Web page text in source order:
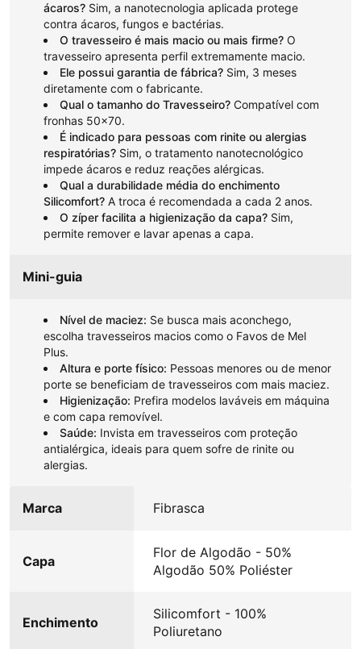
ácaros? Sim, a nanotecnologia aplicada protege
contra ácaros, fungos e bactérias.
O travesseiro é mais macio ou mais firme? O
travesseiro apresenta perfil extremamente macio.
Ele possui garantia de fábrica? Sim, 3 meses
diretamente com o fabricante.
Qual o tamanho do Travesseiro? Compatível com
fronhas 50x70.
É indicado para pessoas com rinite ou alergias
respiratórias? Sim, o tratamento nanotecnológico
impede ácaros e reduz reações alérgicas.
Qual a durabilidade média do enchimento
Silicomfort? A troca é recomendada a cada 2 anos.
O zíper facilita a higienização da capa? Sim,
permite remover e lavar apenas a capa.
Mini-guia
Nível de maciez: Se busca mais aconchego,
escolha travesseiros macios como o Favos de Mel
Plus.
Altura e porte físico: Pessoas menores ou de menor
porte se beneficiam de travesseiros com mais maciez.
Higienização: Prefira modelos laváveis em máquina
e com capa removível.
Saúde: Invista em travesseiros com proteção
antialérgica, ideais para quem sofre de rinite ou
alergias.
Marca Fibrasca
Capa
Flor de Algodão - 50%
Algodão 50% Poliéster
Enchimento
Silicomfort - 100%
Poliuretano